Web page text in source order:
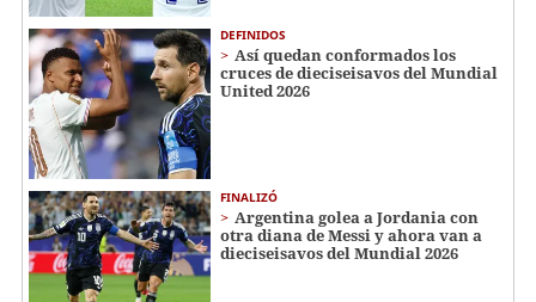
DEFINIDOS
Así quedan conformados los
cruces de dieciseisavos del Mundial
United 2026
FINALIZÓ
Argentina golea a Jordania con
otra diana de Messi y ahora van a
dieciseisavos del Mundial 2026